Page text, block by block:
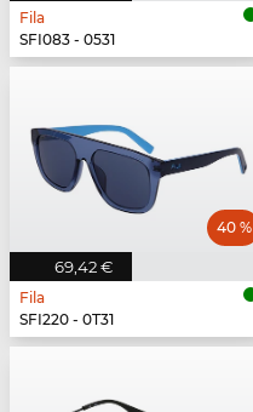
Fila
SFI083 - 0531
69,42 €
40 %
Fila
SFI220 - 0T31